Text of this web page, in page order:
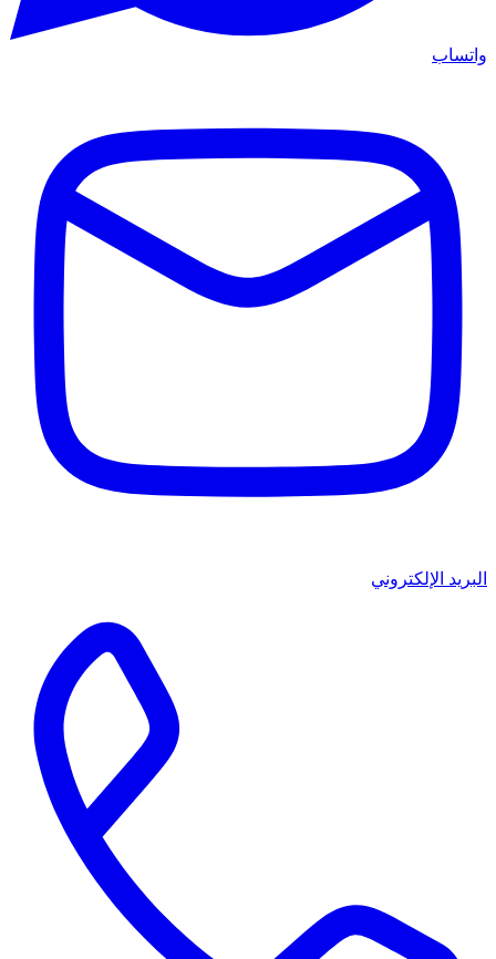
واتساب
البريد الإلكتروني